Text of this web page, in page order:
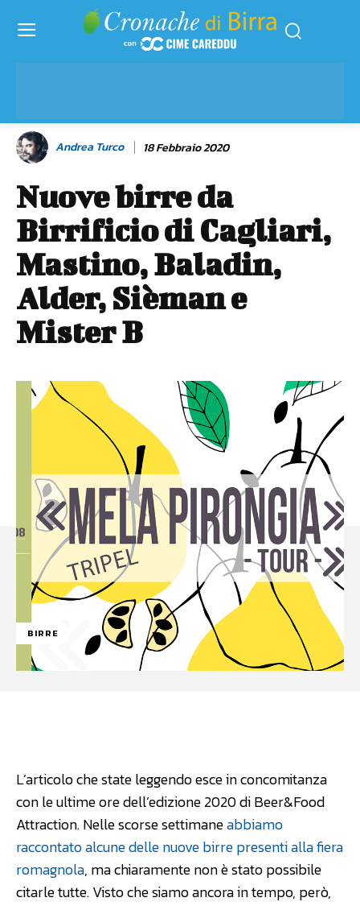
Andrea Turco 18 Febbraio 2020
Nuove birre da
Birrificio di Cagliari,
Mastino, Baladin,
Alder, Sièman e
Mister B
BIRRE
L’articolo che state leggendo esce in concomitanza
con le ultime ore dell’edizione 2020 di Beer&Food
Attraction. Nelle scorse settimaneabbiamo
raccontato alcune delle nuove birre presenti alla fiera
romagnola, ma chiaramente non è stato possibile
citarle tutte. Visto che siamo ancora in tempo, però,